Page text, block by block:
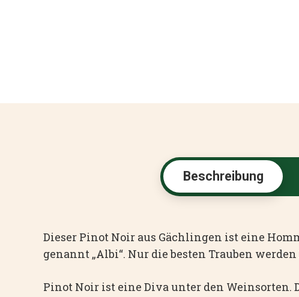
Beschreibung
Dieser Pinot Noir aus Gächlingen ist eine
genannt „Albi“. Nur die besten Trauben
Pinot Noir ist eine Diva unter den Weinsorten.